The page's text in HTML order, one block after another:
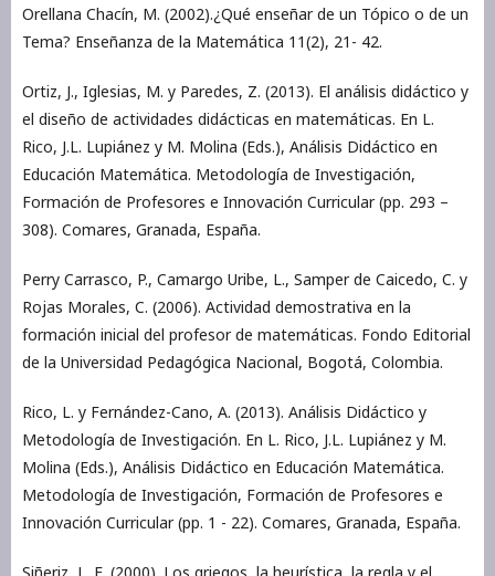
Orellana Chacín, M. (2002).¿Qué enseñar de un Tópico o de un
Tema? Enseñanza de la Matemática 11(2), 21- 42.
Ortiz, J., Iglesias, M. y Paredes, Z. (2013). El análisis didáctico y
el diseño de actividades didácticas en matemáticas. En L.
Rico, J.L. Lupiánez y M. Molina (Eds.), Análisis Didáctico en
Educación Matemática. Metodología de Investigación,
Formación de Profesores e Innovación Curricular (pp. 293 –
308). Comares, Granada, España.
Perry Carrasco, P., Camargo Uribe, L., Samper de Caicedo, C. y
Rojas Morales, C. (2006). Actividad demostrativa en la
formación inicial del profesor de matemáticas. Fondo Editorial
de la Universidad Pedagógica Nacional, Bogotá, Colombia.
Rico, L. y Fernández-Cano, A. (2013). Análisis Didáctico y
Metodología de Investigación. En L. Rico, J.L. Lupiánez y M.
Molina (Eds.), Análisis Didáctico en Educación Matemática.
Metodología de Investigación, Formación de Profesores e
Innovación Curricular (pp. 1 - 22). Comares, Granada, España.
Siñeriz, L. E. (2000). Los griegos, la heurística, la regla y el